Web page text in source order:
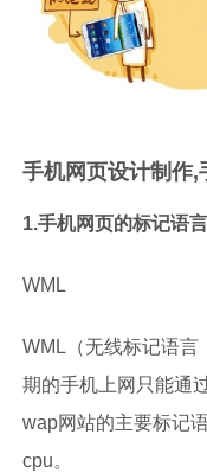
手机网页设计制作,
1.手机网页的标记语言
WML
WML（无线标记语言
期的手机上网只能通
wap网站的主要标记
cpu。